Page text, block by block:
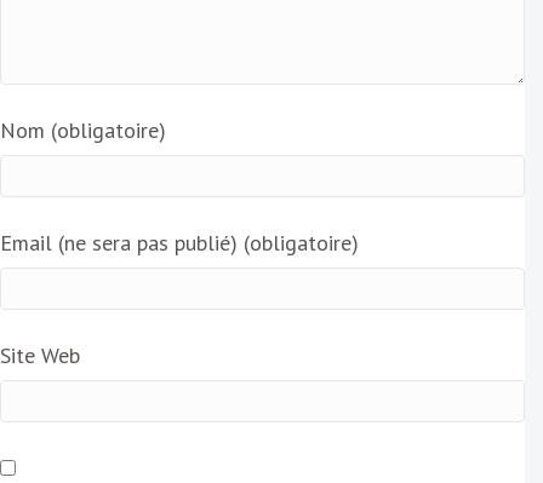
Nom (obligatoire)
Email (ne sera pas publié) (obligatoire)
Site Web